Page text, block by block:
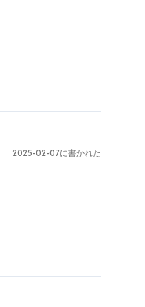
2025-02-07に書かれた